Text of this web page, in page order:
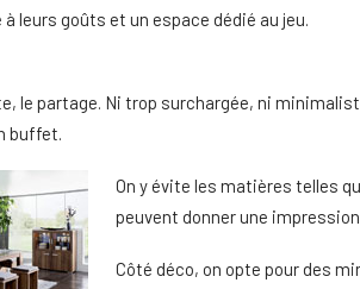
leurs goûts et un espace dédié au jeu.
le partage. Ni trop surchargée, ni
buffet.
On y évite les matières telles
peuvent donner une
Côté déco, on opte pour des